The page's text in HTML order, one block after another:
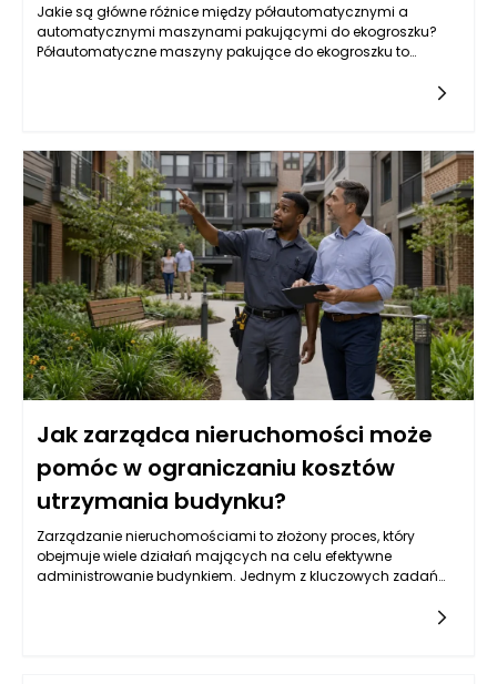
Jakie są główne różnice między półautomatycznymi a
automatycznymi maszynami pakującymi do ekogroszku?
Półautomatyczne maszyny pakujące do ekogroszku to
Jak zarządca nieruchomości może
pomóc w ograniczaniu kosztów
utrzymania budynku?
Zarządzanie nieruchomościami to złożony proces, który
obejmuje wiele działań mających na celu efektywne
administrowanie budynkiem. Jednym z kluczowych zadań
kosztów utrzymania budynku. W praktyce oznacza to nie tylko